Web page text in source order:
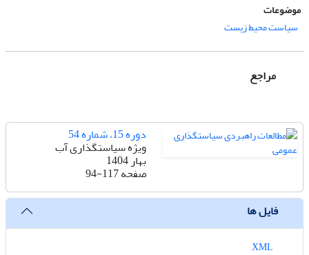
موضوعات
سیاست محیط زیست
مراجع
دوره 15، شماره 54
ویژه سیاستگذاری آب
بهار 1404
صفحه94-117
فایل ها